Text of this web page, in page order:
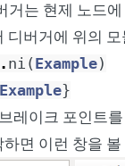
거는 현제 노드
디버거에 위의
. ni ( Example)
Example}
레이크 포인트
면 이런 창을